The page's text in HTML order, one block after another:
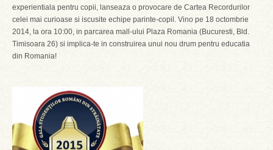
experientiala pentru copii, lanseaza o provocare de Cartea Recordurilor
celei mai curioase si iscusite echipe parinte-copil. Vino pe 18 octombrie
2014, la ora 10:00, in parcarea mall-ului Plaza Romania (Bucuresti, Bld.
Timisoara 26) si implica-te in construirea unui nou drum pentru educatia
din Romania!